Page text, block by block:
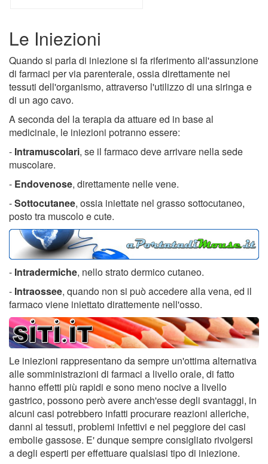
Le Iniezioni
Quando si parla di iniezione si fa riferimento all'assunzione
di farmaci per via parenterale, ossia direttamente nei
tessuti dell'organismo, attraverso l'utilizzo di una siringa e
di un ago cavo.
A seconda del la terapia da attuare ed in base al
medicinale, le iniezioni potranno essere:
- Intramuscolari, se il farmaco deve arrivare nella sede
muscolare.
- Endovenose, direttamente nelle vene.
-Sottocutanee, ossia iniettate nel grasso sottocutaneo,
posto tra muscolo e cute.
- Intradermiche, nello strato dermico cutaneo.
- Intraossee, quando non si può accedere alla vena, ed il
farmaco viene iniettato dirattemente nell'osso.
Le iniezioni rappresentano da sempre un'ottima alternativa
alle somministrazioni di farmaci a livello orale, di fatto
hanno effetti più rapidi e sono meno nocive a livello
gastrico, possono però avere anch'esse degli svantaggi, in
alcuni casi potrebbero infatti procurare reazioni alleriche,
danni ai tessuti, problemi infettivi e nel peggiore dei casi
embolie gassose. E' dunque sempre consigliato rivolgersi
a degli esperti per effettuare qualsiasi tipo di iniezione.